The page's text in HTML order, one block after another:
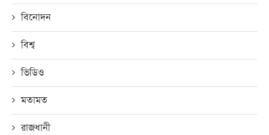
বিনোদন
বিশ্ব
ভিডিও
মতামত
রাজধানী